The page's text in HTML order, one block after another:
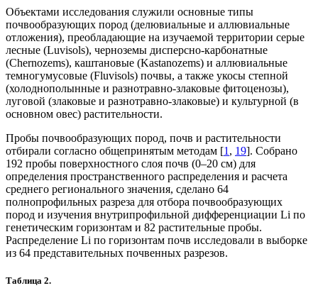
Объектами исследования служили основные типы
почвообразующих пород (делювиальные и аллювиальные
отложения), преобладающие на изучаемой территории серые
лесные (Luvisols), черноземы дисперсно-карбонатные
(Chernozems), каштановые (Kastanozems) и аллювиальные
темногумусовые (Fluvisols) почвы, а также укосы степной
(холоднополынные и разнотравно-злаковые фитоценозы),
луговой (злаковые и разнотравно-злаковые) и культурной (в
основном овес) растительности.
Пробы почвообразующих пород, почв и растительности
отбирали согласно общепринятым методам [1 , 19]. Собрано
192 пробы поверхностного слоя почв (0–20 см) для
определения пространственного распределения и расчета
среднего регионального значения, сделано 64
полнопрофильных разреза для отбора почвообразующих
пород и изучения внутрипрофильной дифференциации Li по
генетическим горизонтам и 82 растительные пробы.
Распределение Li по горизонтам почв исследовали в выборке
из 64 представительных почвенных разрезов.
Таблица 2.